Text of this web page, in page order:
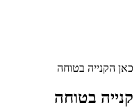
כאן הקנייה בטוחה
קנייה בטוחה